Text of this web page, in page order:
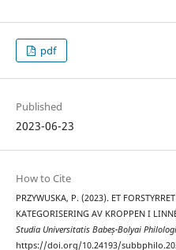
pdf
Published
2023-06-23
How to Cite
PRZYWUSKA, P. (2023). ET
KATEGORISERING AV KROPPEN I
Studia Universitatis Babeș-Bolyai
https://doi.org/10.24193/